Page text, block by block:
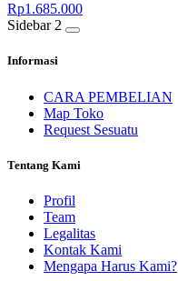
Rp1.685.000
Sidebar 2
Informasi
CARA PEMBELIAN
Map Toko
Request Sesuatu
Tentang Kami
Profil
Team
Legalitas
Kontak Kami
Mengapa Harus Kami?